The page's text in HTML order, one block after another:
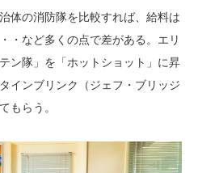
体の消防隊を比較すれば、給料は
・など多くの点で差がある。エリ
ン隊」を「ホットショット」に昇
インブリンク（ジェフ・ブリッジ
もらう。